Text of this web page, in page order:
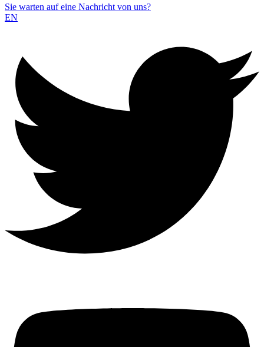
Sie warten auf eine Nachricht von uns?
EN